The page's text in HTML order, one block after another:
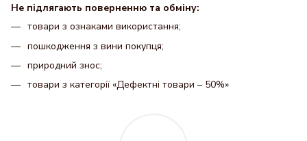
Не підлягають поверненню та обміну:
товари з ознаками використання;
пошкодження з вини покупця;
природний знос;
товари з категорії «Дефектні товари – 50%»